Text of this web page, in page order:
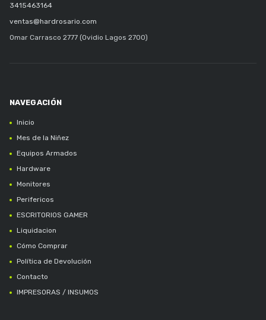
3415463164
ventas@hardrosario.com
Omar Carrasco 2777 (Ovidio Lagos 2700)
Inicio
Mes de la Niñez
Equipos Armados
Hardware
Monitores
Perifericos
ESCRITORIOS GAMER
Liquidacion
Cómo Comprar
Política de Devolución
Contacto
IMPRESORAS / INSUMOS